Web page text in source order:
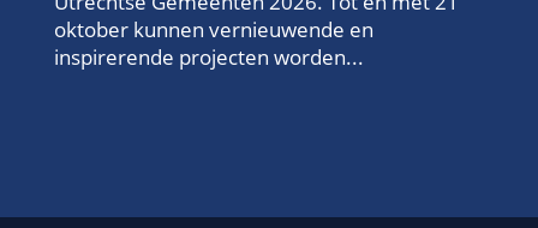
oktober kunnen vernieuwende en
inspirerende projecten worden...